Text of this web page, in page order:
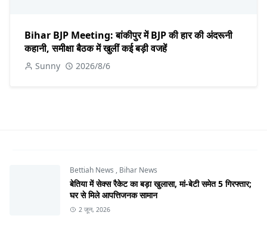
Bihar BJP Meeting: बांकीपुर में BJP की हार की अंदरूनी
कहानी, समीक्षा बैठक में खुलीं कई बड़ी वजहें
Sunny 2026/8/6
Bettiah News , Bihar News
बेतिया में सेक्स रैकेट का बड़ा खुलासा, मां-बेटी समेत 5 गिरफ्तार;
घर से मिले आपत्तिजनक सामान
2 जून, 2026